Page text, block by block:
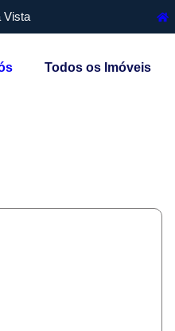
Vista
Todos os Imóveis